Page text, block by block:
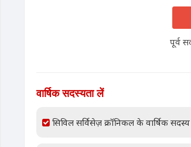
पूर्व
वार्षिक सदस्यता लें
सिविल सर्विसेज़ क्रॉनिकल के वार्षिक